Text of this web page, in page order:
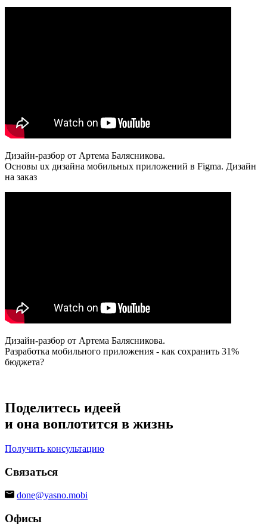
Дизайн-разбор от Артема Балясникова.
Основы ux дизайна мобильных приложений в Figma. Дизайн
на заказ
Дизайн-разбор от Артема Балясникова.
Разработка мобильного приложения - как сохранить 31%
бюджета?
Поделитесь идеей
и она воплотится в жизнь
Получить консультацию
Связаться
done@yasno.mobi
Офисы